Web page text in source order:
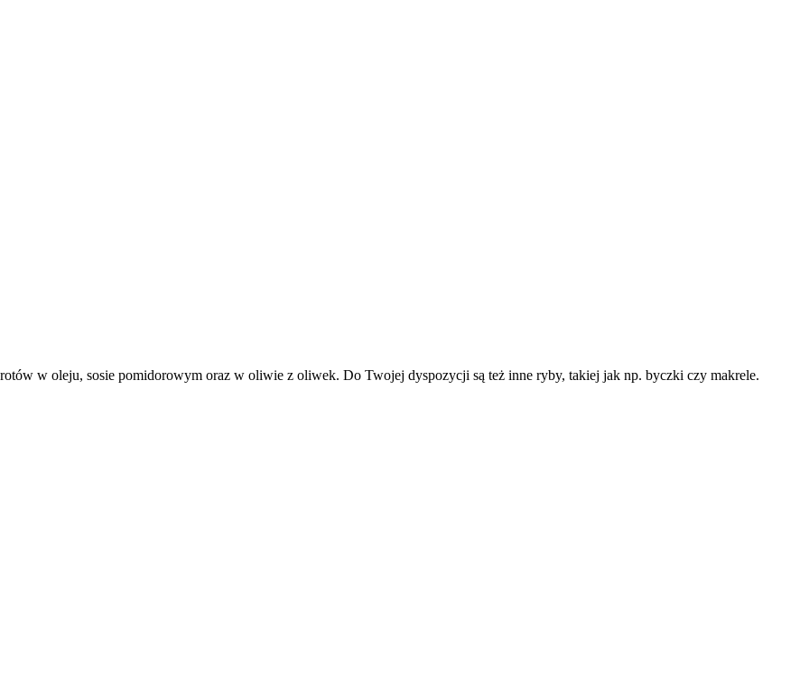
w oleju, sosie pomidorowym oraz w oliwie z oliwek. Do Twojej dyspozycji są też inne ryby, takiej jak np. byczki czy makrele.